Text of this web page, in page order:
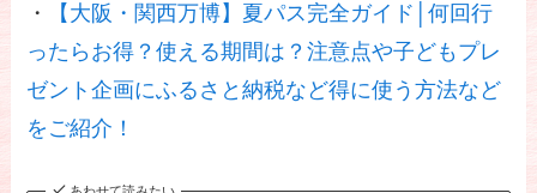
・
【大阪・関西万博】夏パス完全ガイド│何回行
ったらお得？使える期間は？注意点や子どもプレ
ゼント企画にふるさと納税など得に使う方法など
をご紹介！